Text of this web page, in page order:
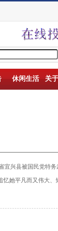
休闲生活 关
宜兴县被国民党特务
忆她平凡而又伟大、